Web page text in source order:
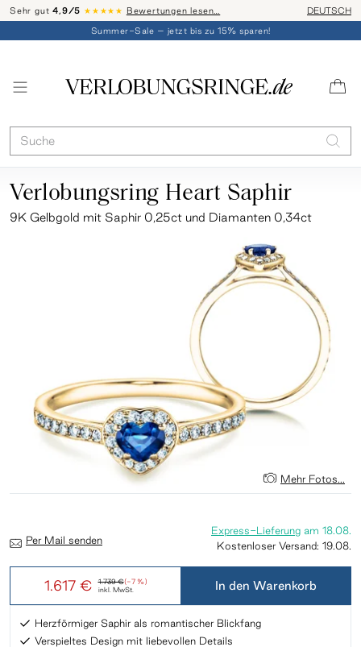
Sehr gut4,9/5 ★★★★★ Bewertungen lesen… Telefon-
DEUTSCH
Summer-Sale – jetzt bis zu 15% sparen!
Verlobungsring Heart Saphir
9K Gelbgold mit Saphir 0,25ct und Diamanten 0,34ct
Mehr Fotos...
1.739 €(-7 %)
1.617 € inkl. MwSt.
Express-Lieferung am 18.08.
Kostenloser Versand: 19.08.
Per Mail senden
In den Warenkorb
Herzförmiger Saphir als romantischer Blickfang
Verspieltes Design mit liebevollen Details